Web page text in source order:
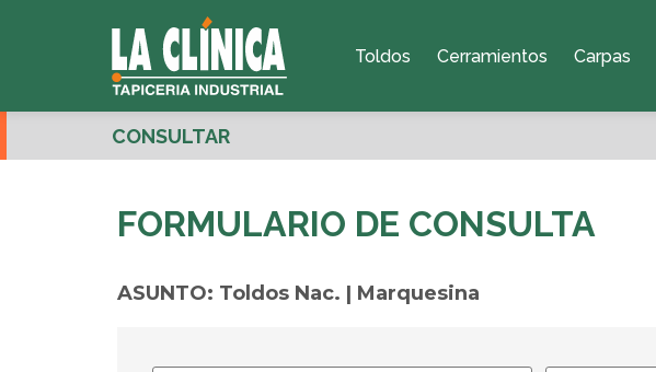
Toldos Cerramientos Carpas
CONSULTAR
FORMULARIO DE CONSULTA
ASUNTO: Toldos Nac. | Marquesina